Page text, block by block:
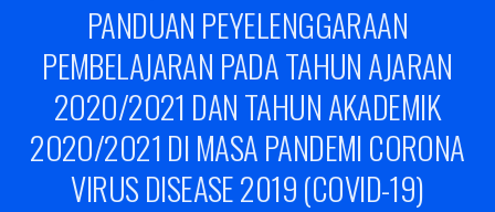
PANDUAN PEYELENGGARAAN
PEMBELAJARAN PADA TAHUN AJARAN
2O2O/2O21 DAN TAHUN AKADEMIK
2O2O/2O21 DI MASA PANDEMI CORONA
VIRUS DISEASE 2019 (COVID-19)